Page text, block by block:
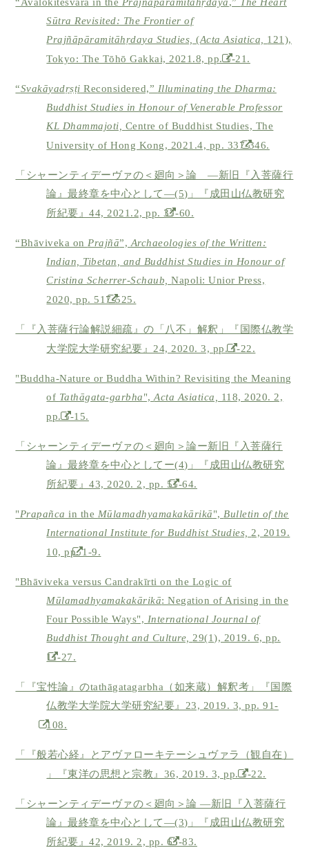
Sūtra Revisited: The Frontier of
Prajñāpāramitāhṛdaya Studies, (Acta Asiatica, 121),
Tokyo: The Tōhō Gakkai, 2021.8, pp. 1-21.
“Svakāyadṛṣṭi Reconsidered,” Illuminating the Dharma:
Buddhist Studies in Honour of Venerable Professor
KL Dhammajoti, Centre of Buddhist Studies, The
University of Hong Kong, 2021.4, pp. 337-346.
「シャーンティデーヴァの＜廻向＞論 ―新旧『入菩薩行
論』最終章を中心として―(5)」『成田山仏教研究
所紀要』44, 2021.2, pp. 37-60.
“Bhāviveka on Prajñā”, Archaeologies of the Written:
Indian, Tibetan, and Buddhist Studies in Honour of
Cristina Scherrer-Schaub,Napoli: Unior Press,
2020, pp. 517-525.
「『入菩薩行論解説細疏』の「八不」解釈」『国際仏教学
大学院大学研究紀要』24, 2020. 3, pp. 1-22.
"Buddha-Nature or Buddha Within? Revisiting the Meaning
of Tathāgata-garbha",Acta Asiatica, 118, 2020. 2,
pp. 1-15.
「シャーンティデーヴァの＜廻向＞論ー新旧『入菩薩行
論』最終章を中心としてー(4)」『成田山仏教研究
所紀要』43, 2020. 2, pp. 51-64.
"Prapañca in the Mūlamadhyamakakārikā", Bulletin of the
International Institute for Buddhist Studies, 2, 2019.
10, pp. 1-9.
"Bhāviveka versus Candrakīrti on the Logic of
Mūlamadhyamakakārikā: Negation of Arising in the
Four Possible Ways", International Journal of
Buddhist Thought and Culture, 29(1), 2019. 6, pp.
11-27.
「『宝性論』のtathāgatagarbha（如来蔵）解釈考」『国際
仏教学大学院大学研究紀要』23, 2019. 3, pp. 91-
108.
「『般若心経』とアヴァローキテーシュヴァラ（観自在）
」『東洋の思想と宗教』36, 2019. 3, pp. 1-22.
「シャーンティデーヴァの＜廻向＞論 ―新旧『入菩薩行
論』最終章を中心として―(3)」『成田山仏教研究
所紀要』42, 2019. 2, pp. 63-83.